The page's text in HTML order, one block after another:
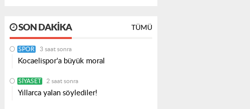
SON DAKIKA TÜMÜ
SPOR 3 saat sonra
Kocaelispor'a büyük moral
SIYASET 2 saat sonra
Yıllarca yalan söylediler!